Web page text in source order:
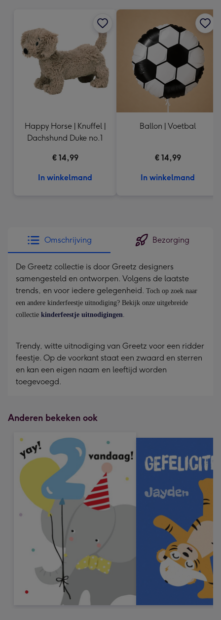
mm
Happy Horse | Knuffel |
Dachshund Duke no.1
€ 14,99
In winkelmand
Ballon | Voetbal
€ 14,99
In winkelmand
Omschrijving Bezorging
De Greetz collectie is door Greetz designers
samengesteld en ontworpen. Volgens de laatste
trends, en voor iedere gelegenheid. Toch op zoek naar
een andere kinderfeestje uitnodiging? Bekijk onze uitgebreide
collectie kinderfeestje uitnodigingen.
Trendy, witte uitnodiging van Greetz voor een ridder
feestje. Op de voorkant staat een zwaard en sterren
en kan een eigen naam en leeftijd worden
toegevoegd.
Anderen bekeken ook